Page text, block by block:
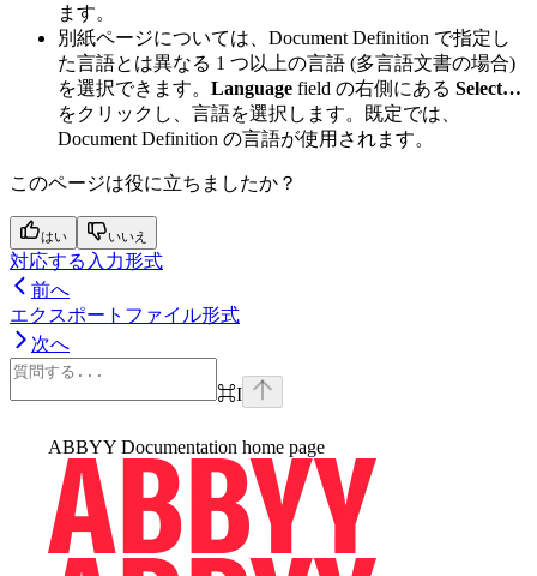
ます。
別紙ページについては、Document Definition で指定し
た言語とは異なる 1 つ以上の言語 (多言語文書の場合)
を選択できます。 Language field の右側にある Select…
をクリックし、言語を選択します。既定では、
Document Definition の言語が使用されます。
このページは役に立ちましたか？
はい いいえ
対応する入力形式
前へ
エクスポートファイル形式
次へ
⌘I
ABBYY Documentation home page